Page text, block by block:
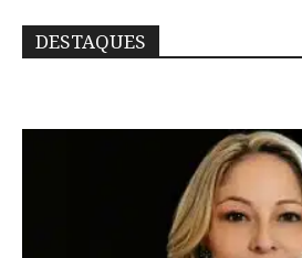
DESTAQUES